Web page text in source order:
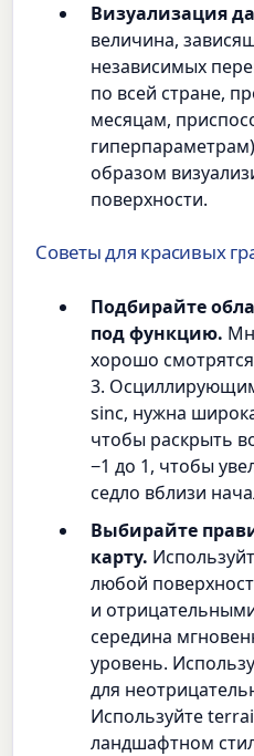
Визуализация
величина,
независимых
по всей стране,
месяцам,
образом
поверхности.
Советы для красивых
Подбирайте
под функцию.
хорошо
3.
sinc, нужна
чтобы раскрыть
−1 до 1, чтобы
седло вблизи
Выбирайте
карту.
любой
и
середина
уровень.
для
Используйте
ландшафтном